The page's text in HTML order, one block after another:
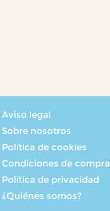
Aviso legal
Sobre nosotros
Política de cookies
Condiciones de compra
Política de privacidad
¿Quiénes somos?